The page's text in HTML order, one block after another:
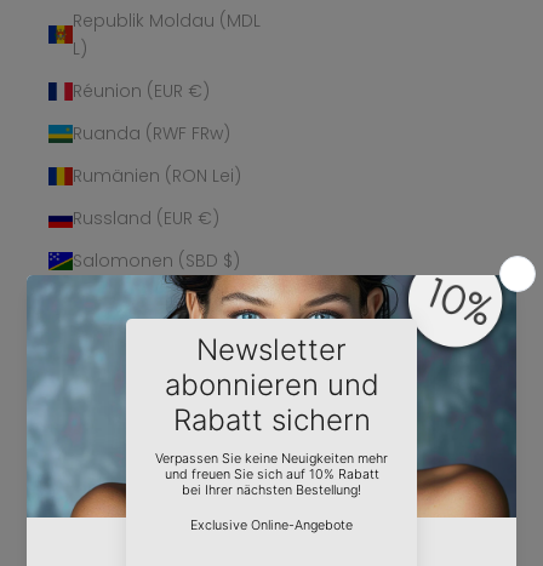
Republik Moldau (MDL
L)
Réunion (EUR €)
Ruanda (RWF FRw)
Rumänien (RON Lei)
Russland (EUR €)
Salomonen (SBD $)
Sambia (EUR €)
Samoa (WST T)
San Marino (EUR €)
São Tomé und
Príncipe (STD Db)
Saudi-Arabien (SAR